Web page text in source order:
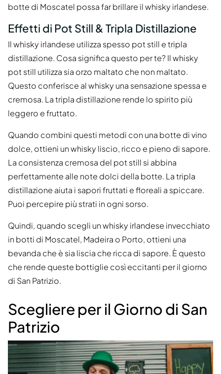
botte di Moscatel possa far brillare il whisky irlandese.
Effetti di Pot Still & Tripla Distillazione
Il whisky irlandese utilizza spesso pot still e tripla
distillazione. Cosa significa questo per te? Il whisky
pot still utilizza sia orzo maltato che non maltato.
Questo conferisce al whisky una sensazione spessa e
cremosa. La tripla distillazione rende lo spirito più
leggero e fruttato.
Quando combini questi metodi con una botte di vino
dolce, ottieni un whisky liscio, ricco e pieno di sapore.
La consistenza cremosa del pot still si abbina
perfettamente alle note dolci della botte. La tripla
distillazione aiuta i sapori fruttati e floreali a spiccare.
Puoi percepire più strati in ogni sorso.
Quindi, quando scegli un whisky irlandese invecchiato
in botti di Moscatel, Madeira o Porto, ottieni una
bevanda che è sia liscia che ricca di sapore. È questo
che rende queste bottiglie così eccitanti per il giorno
di San Patrizio.
Scegliere per il Giorno di San
Patrizio